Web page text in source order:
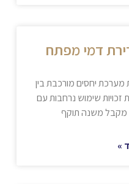
דמי מפתח
יחסים מורכבת בין
שימוש נרחבות עם
מקבל משנה תוקף
»